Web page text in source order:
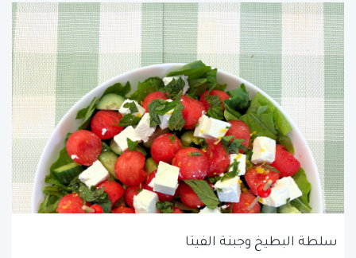
سلطة البطيخ وجبنة الفيتا